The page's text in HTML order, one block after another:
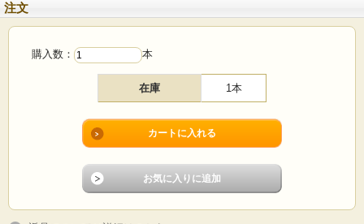
注文
購入数： 本
在庫 1本